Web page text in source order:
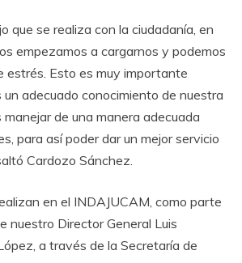
que se realiza con la ciudadanía, en
empezamos a cargarnos y podemos
estrés. Esto es muy importante
adecuado conocimiento de nuestra
de una manera adecuada
para así poder dar un mejor servicio
Cardozo Sánchez.
en el INDAJUCAM, como parte
nuestro Director General Luis
a través de la Secretaría de